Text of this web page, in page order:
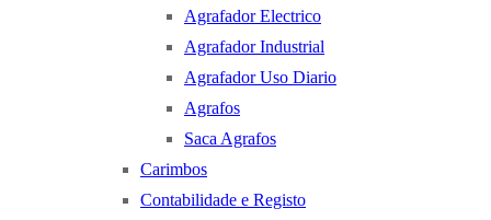
Agrafador Electrico
Agrafador Industrial
Agrafador Uso Diario
Agrafos
Saca Agrafos
Carimbos
Contabilidade e Registo